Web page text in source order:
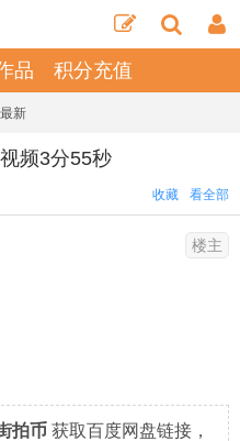
品 积分充值
新
频3分55秒
看全部
收藏
楼主
拍币 获取百度网盘链接，